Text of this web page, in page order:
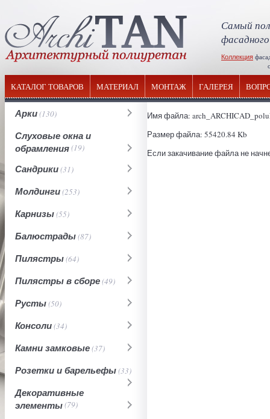
Самый
Коллекция
КАТАЛОГ ТОВАРОВ МАТЕРИАЛ МОНТАЖ ГАЛЕРЕЯ
Арки(130)
Слуховые окна и
обрамления(19)
Сандрики(31)
Молдинги(253)
Карнизы(55)
Балюстрады(87)
Пилястры(64)
Пилястры в сборе(49)
Русты(50)
Консоли(34)
Камни замковые(37)
Розетки и барельефы(33)
Декоративные
элементы(79)
Имя файла:
Размер файла: 55420.84 Kb
Если закачивание файла не